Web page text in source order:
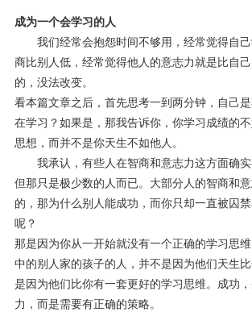
成为一个会学习的人
我们经常会抱怨时间不够用，经常觉得自己
商比别人低，经常觉得他人的意志力就是比自
的，没法改变。
看本篇文章之后，首先思考一到两分钟，自己
在学习？如果是，那我告诉你，你学习成绩的
思想，而并不是你天生不如他人。
我承认，有些人在智商和意志力这方面确实
但那只是极少数的人而已。大部分人的智商和
的，那为什么别人能成功，而你只却一直被囚
呢？
那是因为你从一开始就没有一个正确的学习思
中的别人家的孩子的人，并不是因为他们天生
是因为他们比你有一套更好的学习思维。成功
力，而是需要有正确的策略。